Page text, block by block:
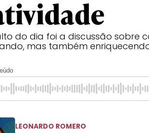
do dia foi a discussão sobre
mas também
LEONARDO ROMERO